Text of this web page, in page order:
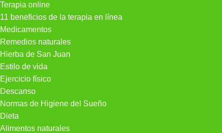
Terapia online
11 beneficios de la terapia en línea
Medicamentos
Remedios naturales
Hierba de San Juan
Estilo de vida
Ejercicio físico
Descanso
Normas de Higiene del Sueño
Dieta
Alimentos naturales